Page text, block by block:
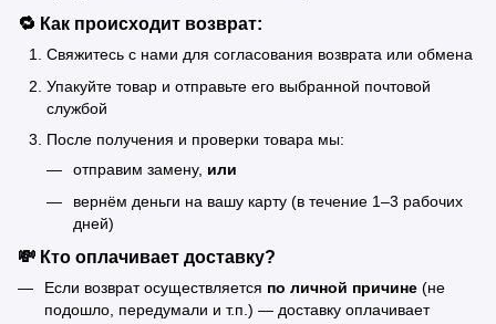
🔁 Как происходит возврат:
Свяжитесь с нами для согласования возврата или обмена
Упакуйте товар и отправьте его выбранной почтовой
службой
После получения и проверки товара мы:
отправим замену, или
вернём деньги на вашу карту (в течение 1–3 рабочих
дней)
💸 Кто оплачивает доставку?
Если возврат осуществляется по личной причине (не
подошло, передумали и т.п.) — доставку оплачивает